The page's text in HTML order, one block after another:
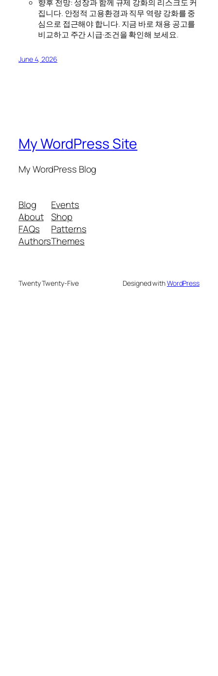
향후 전망: 성장과 함께 규제 강화의 리스크도 커
집니다. 안정적 고용환경과 직무 역량 강화를 중
심으로 접근해야 합니다. 지금 바로 채용 공고를
비교하고 주간 시급·조건을 확인해 보세요.
June 4, 2026
My WordPress Site
My WordPress Blog
Blog
About
FAQs
Authors
Events
Shop
Patterns
Themes
Twenty Twenty-Five Designed withWordPress